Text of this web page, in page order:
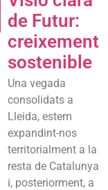
de Futur:
creixement
sostenible
Una vegada
consolidats a
Lleida, estem
expandint-nos
territorialment a la
resta de Catalunya
i, posteriorment, a